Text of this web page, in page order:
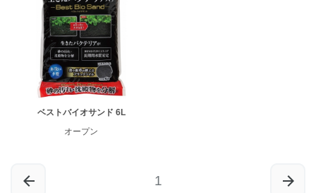
ベストバイオサンド 6L
オープン
1